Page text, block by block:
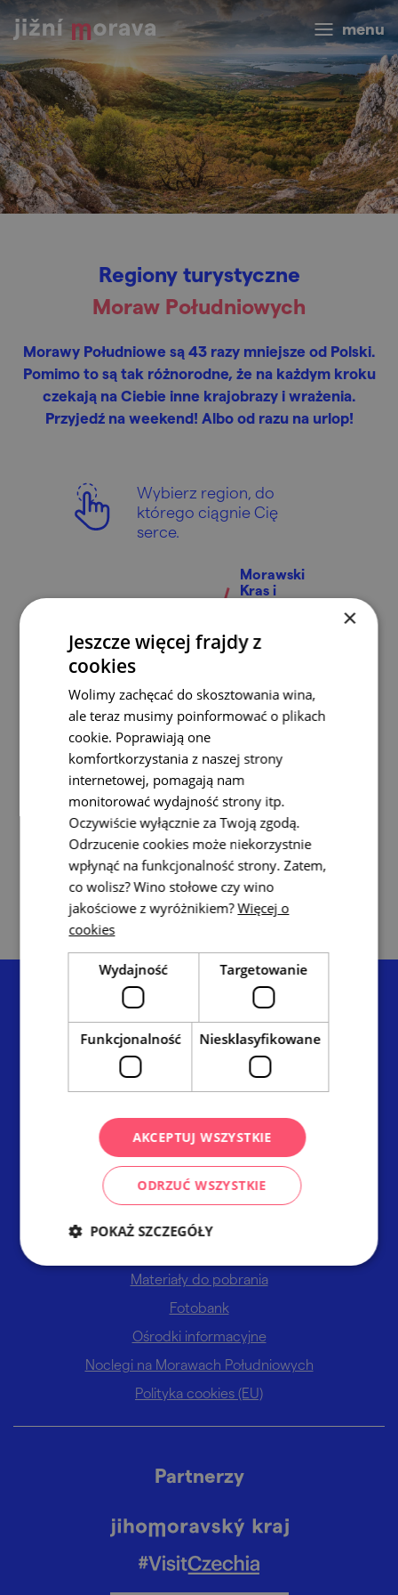
menu
Regiony turystyczne
Moraw Południowych
Morawy Południowe są 43 razy mniejsze od Polski.
Pomimo to są tak różnorodne, że na każdym kroku
czekają na Ciebie inne krajobrazy i wrażenia.
Przyjedź na weekend! Albo od razu na urlop!
Wybierz region, do
którego ciągnie Cię
serce.
Morawski
Kras i
i Podyje
Obszar
Pálava i
Lednice-
Valtice
Słowacko
Centrala Ruchu Turystycznego – Morawy Południowe
Radnická 2, 602 00 Brno
info@ccrjm.cz
www.ccrjm.cz
Facebook YouTube Instagram
Linki
Materiały do pobrania
Fotobank
Ośrodki informacyjne
Noclegi na Morawach Południowych
Polityka cookies (EU)
Partnerzy
×
Jeszcze więcej frajdy z
cookies
Wolimy zachęcać do skosztowania wina,
ale teraz musimy poinformować o plikach
cookie. Poprawiają one
komfortkorzystania z naszej strony
internetowej, pomagają nam
monitorować wydajność strony itp.
Oczywiście wyłącznie za Twoją zgodą.
Odrzucenie cookies może niekorzystnie
wpłynąć na funkcjonalność strony. Zatem,
co wolisz? Wino stołowe czy wino
jakościowe z wyróżnikiem?Więcej o
cookies
Wydajność Targetowanie
Funkcjonalność Niesklasyfikowane
AKCEPTUJ WSZYSTKIE
ODRZUĆ WSZYSTKIE
POKAŻ SZCZEGÓŁY